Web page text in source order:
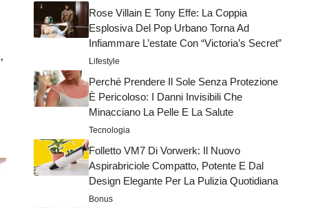
,
Rose Villain E Tony Effe: La Coppia
Esplosiva Del Pop Urbano Torna Ad
Infiammare L’estate Con “Victoria’s Secret”
Lifestyle
Perché Prendere Il Sole Senza Protezione
È Pericoloso: I Danni Invisibili Che
Minacciano La Pelle E La Salute
Tecnologia
Folletto VM7 Di Vorwerk: Il Nuovo
Aspirabriciole Compatto, Potente E Dal
Design Elegante Per La Pulizia Quotidiana
Bonus